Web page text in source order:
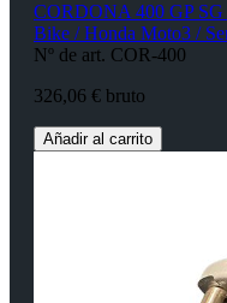
CORDONA 400 GP
Bike / Honda Moto3 /
Nº de art. COR-400
326,06 € bruto
Añadir al carrito